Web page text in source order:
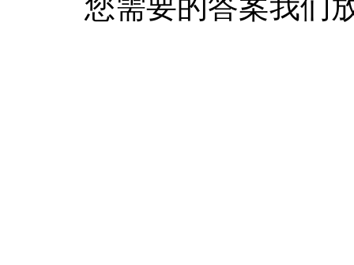
您需要的答案我们